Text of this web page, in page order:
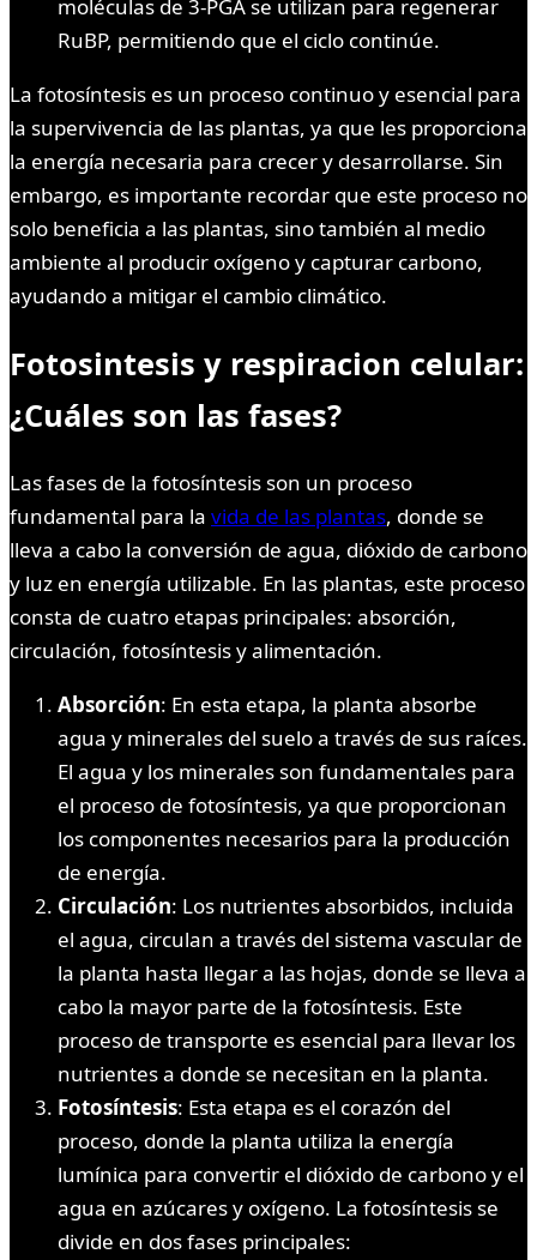
moléculas de 3-PGA se utilizan para regenerar
RuBP, permitiendo que el ciclo continúe.
La fotosíntesis es un proceso continuo y esencial para
la supervivencia de las plantas, ya que les proporciona
la energía necesaria para crecer y desarrollarse. Sin
embargo, es importante recordar que este proceso no
solo beneficia a las plantas, sino también al medio
ambiente al producir oxígeno y capturar carbono,
ayudando a mitigar el cambio climático.
Fotosintesis y respiracion celular:
¿Cuáles son las fases?
Las fases de la fotosíntesis son un proceso
fundamental para la vida de las plantas, donde se
lleva a cabo la conversión de agua, dióxido de carbono
y luz en energía utilizable. En las plantas, este proceso
consta de cuatro etapas principales: absorción,
circulación, fotosíntesis y alimentación.
Absorción: En esta etapa, la planta absorbe
agua y minerales del suelo a través de sus raíces.
El agua y los minerales son fundamentales para
el proceso de fotosíntesis, ya que proporcionan
los componentes necesarios para la producción
de energía.
Circulación: Los nutrientes absorbidos, incluida
el agua, circulan a través del sistema vascular de
la planta hasta llegar a las hojas, donde se lleva a
cabo la mayor parte de la fotosíntesis. Este
proceso de transporte es esencial para llevar los
nutrientes a donde se necesitan en la planta.
Fotosíntesis: Esta etapa es el corazón del
proceso, donde la planta utiliza la energía
lumínica para convertir el dióxido de carbono y el
agua en azúcares y oxígeno. La fotosíntesis se
divide en dos fases principales: